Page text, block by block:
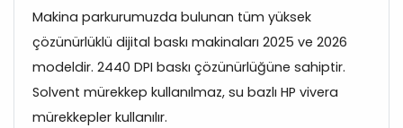
Makina parkurumuzda bulunan tüm yüksek
çözünürlüklü dijital baskı makinaları 2025 ve 2026
modeldir. 2440 DPI baskı çözünürlüğüne sahiptir.
Solvent mürekkep kullanılmaz, su bazlı HP vivera
mürekkepler kullanılır.